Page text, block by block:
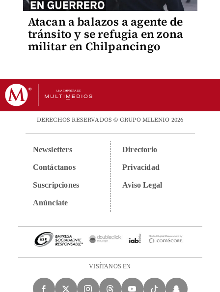
Atacan a balazos a agente de
tránsito y se refugia en zona
militar en Chilpancingo
DERECHOS RESERVADOS © GRUPO MILENIO 2026
Newsletters
Contáctanos
Suscripciones
Anúnciate
Directorio
Privacidad
Aviso Legal
VISÍTANOS EN